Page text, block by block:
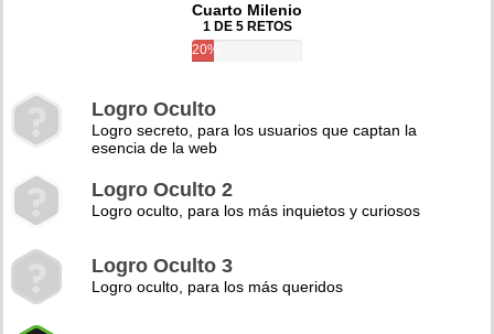
Cuarto Milenio
1 DE 5 RETOS
20%
Logro Oculto
Logro secreto, para los usuarios que captan la
esencia de la web
Logro Oculto 2
Logro oculto, para los más inquietos y curiosos
Logro Oculto 3
Logro oculto, para los más queridos